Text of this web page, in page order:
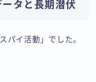
タと長期潜伏
パイ活動」でした。